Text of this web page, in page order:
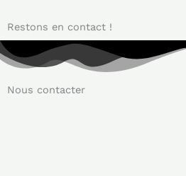
Restons en contact !
Nous contacter